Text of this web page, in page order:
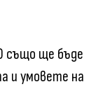
също ще бъде
и умовете на